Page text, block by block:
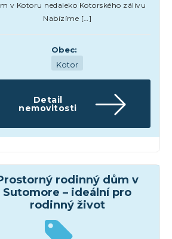
v Kotoru nedaleko Kotorského zálivu
Nabízíme […]
Obec:
Kotor
Detail
nemovitosti
rodinný dům v
Sutomore – ideální pro
rodinný život